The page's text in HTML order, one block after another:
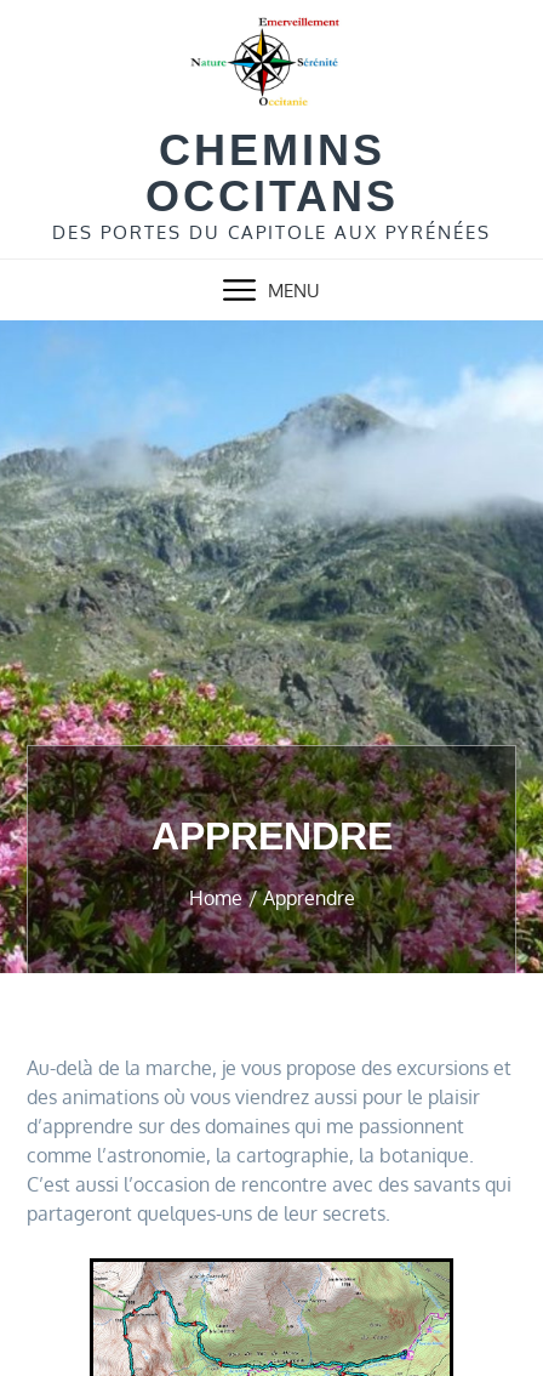
CHEMINS
OCCITANS
DES PORTES DU CAPITOLE AUX PYRÉNÉES
MENU
APPRENDRE
Home Apprendre
Au-delà de la marche, je vous propose des excursions et
des animations où vous viendrez aussi pour le plaisir
d’apprendre sur des domaines qui me passionnent
comme l’astronomie, la cartographie, la botanique.
C’est aussi l’occasion de rencontre avec des savants qui
partageront quelques-uns de leur secrets.